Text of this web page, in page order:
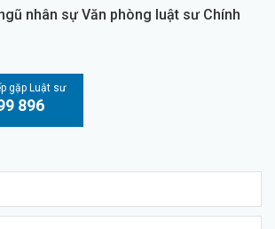
nhân sự Văn phòng luật sư Chính
gặp Luật sư
896